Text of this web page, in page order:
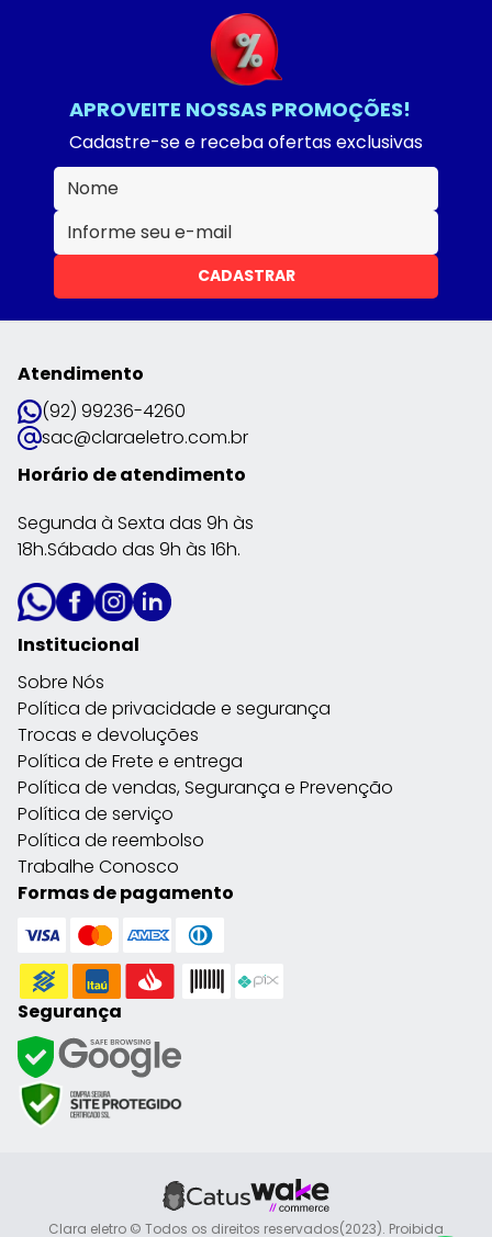
APROVEITE NOSSAS PROMOÇÕES!
Cadastre-se e receba ofertas exclusivas
CADASTRAR
Atendimento
(92) 99236-4260
sac@claraeletro.com.br
Horário de atendimento
Segunda à Sexta das 9h às
18h.Sábado das 9h às 16h.
Institucional
Sobre Nós
Política de privacidade e segurança
Trocas e devoluções
Política de Frete e entrega
Política de vendas, Segurança e Prevenção
Política de serviço
Política de reembolso
Trabalhe Conosco
Formas de pagamento
Segurança
Clara eletro © Todos os direitos reservados(2023). Proibida